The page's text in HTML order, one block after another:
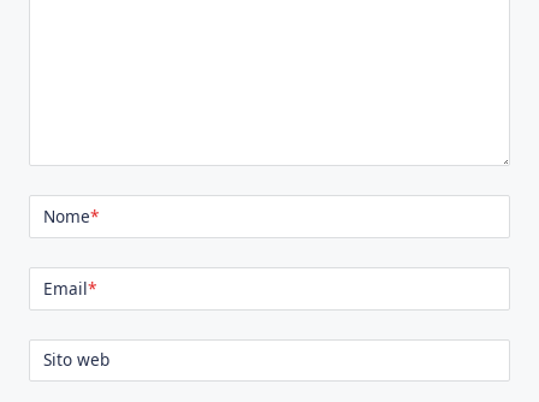
Nome*
Email*
Sito web